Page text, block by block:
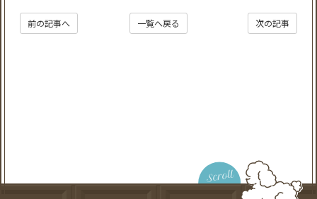
次の記事
一覧へ戻る
前の記事へ
Scroll